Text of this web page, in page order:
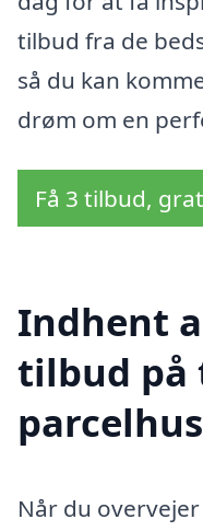
tilbud fra de
så du kan
drøm om en
Få 3 tilbud,
Indhent
tilbud på
Når du